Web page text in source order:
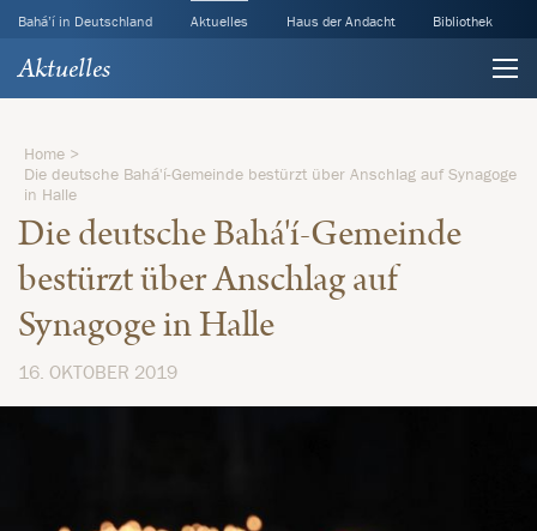
Bahá’í in Deutschland Aktuelles Haus der Andacht Bibliothek
Aktuelles
Home
Die deutsche Bahá'í-Gemeinde bestürzt über Anschlag auf Synagoge
in Halle
Die deutsche Bahá'í-Gemeinde
bestürzt über Anschlag auf
Synagoge in Halle
16. OKTOBER 2019